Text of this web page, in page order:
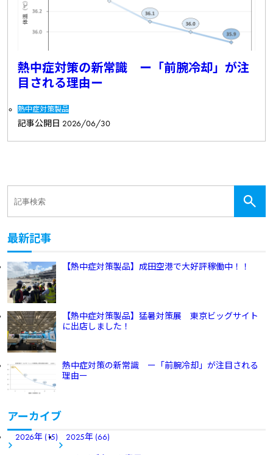
熱中症対策の新常識 ー「前腕冷却」が注
目される理由ー
熱中症対策製品
記事公開日 2026/06/30
最新記事
【熱中症対策製品】成田空港で大好評稼働中！！
【熱中症対策製品】猛暑対策展 東京ビッグサイト
に出店しました！
熱中症対策の新常識 ー「前腕冷却」が注目される
理由ー
アーカイブ
2026年 (15) 2025年 (66)